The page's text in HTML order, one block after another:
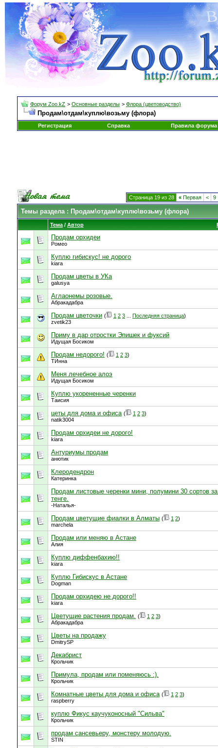
Форум Zoo.kZ > Основные разделы > Флора (цветоводство)
Продам\отдам\куплю\возьму (флора)
Регистрация Справка Правила форума
Страница 19 из 28 « Первая < 9
Темы раздела: Продам\отдам\куплю\возьму (флора)
Тема / Автор
Продам орхидеи
Ромео
Куплю гибискус! не дорого
kiara
Продам цветы в УКа
galusya
Аглаонемы розовые.
Абракадабра
Продам цветочки ( 1 2 3 Последняя страница)
zvetik23
Приму в дар отростки Эпишек и фуксий
Идущая Босиком
Продам недорого! ( 1 2 3)
ТИнна
Меня лечебное алоэ
Идущая Босиком
Куплю укорененные черенки
Таисия
цеты для дома и офиса ( 1 2 3)
natik3004
Продам орхидеи не дорого!
kiara
Антуриумы продам
анютик
Клеродендрон
Катеринка
Продам листовые черенки мини, полумини 30 сортов
тенге.
-Наталья-
Продам цветущие фиалки в Алматы ( 1 2)
marchela
Продам или меняю в Астане
Алия
Куплю диффенбахию!!
kiara
Куплю Гибискус в Астане
Dogman
Продам орхидею не дорого!!
kiara
Цветущие растения продам. ( 1 2 3)
Абракадабра
Цветы на продажу
DmitrySP
Декабрист
Крольчик
Примула, продам или поменяюсь :).
Крольчик
Комнатные цветы для дома и офиса ( 1 2 3)
raspberry
куплю Фикус каучуконосный "Сильва"
Крольчик
продам сансевьеру, монстеру молодую.
STIN